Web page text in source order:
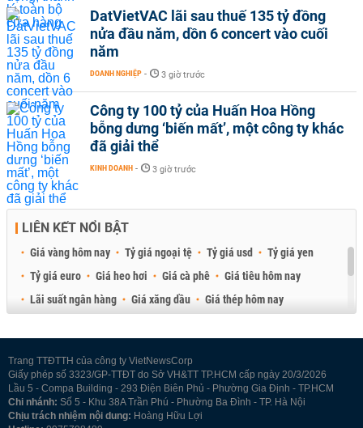
DatVietVAC lãi sau thuế 135 tỷ đồng
nửa đầu năm, dồn 6 concert vào cuối
năm
DOANH NGHIỆP - 3 giờ trước
Công ty 100 tỷ của Huấn Hoa Hồng
bỗng dưng ‘biến mất’, một công ty khác
đã giải thể
KINH DOANH - 3 giờ trước
LIÊN KẾT NỔI BẬT
Giá vàng hôm nay Tỷ giá ngoại tệ Tỷ giá usd
Tỷ giá yen
Tỷ giá euro
Giá heo hơi Giá cà phê
Giá tiêu hôm nay
Lãi suất ngân hàng
Giá xăng dầu
Giá thép hôm nay
Trang TTĐTTH của công ty VietNewsCorp
Giấy phép số 3323/GP-TTĐT do Sở VH&TT TP.HCM cấp ngày 20/3/2026
Lầu 5 - Compa Building - 293 Điện Biên Phủ - Phường Gia Định - TP.HCM
Chi nhánh: Số 5 - Khu 38A Trần Phú - Phường Ba Đình - TP. Hà Nội
Chịu trách nhiệm nội dung: Hoàng Hữu Lợi